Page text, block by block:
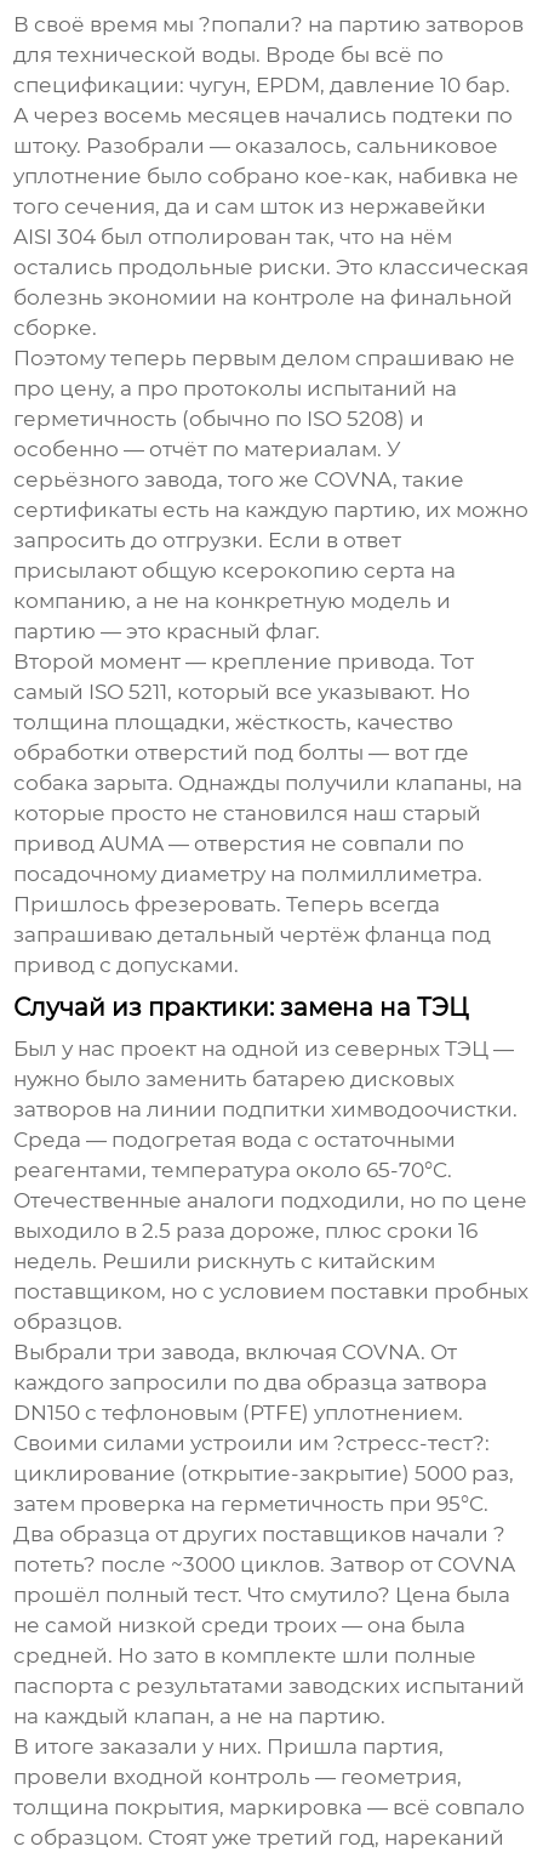
В своё время мы ?попали? на партию затворов
для технической воды. Вроде бы всё по
спецификации: чугун, EPDM, давление 10 бар.
А через восемь месяцев начались подтеки по
штоку. Разобрали — оказалось, сальниковое
уплотнение было собрано кое-как, набивка не
того сечения, да и сам шток из нержавейки
AISI 304 был отполирован так, что на нём
остались продольные риски. Это классическая
болезнь экономии на контроле на финальной
сборке.
Поэтому теперь первым делом спрашиваю не
про цену, а про протоколы испытаний на
герметичность (обычно по ISO 5208) и
особенно — отчёт по материалам. У
серьёзного завода, того же COVNA, такие
сертификаты есть на каждую партию, их можно
запросить до отгрузки. Если в ответ
присылают общую ксерокопию серта на
компанию, а не на конкретную модель и
партию — это красный флаг.
Второй момент — крепление привода. Тот
самый ISO 5211, который все указывают. Но
толщина площадки, жёсткость, качество
обработки отверстий под болты — вот где
собака зарыта. Однажды получили клапаны, на
которые просто не становился наш старый
привод AUMA — отверстия не совпали по
посадочному диаметру на полмиллиметра.
Пришлось фрезеровать. Теперь всегда
запрашиваю детальный чертёж фланца под
привод с допусками.
Случай из практики: замена на ТЭЦ
Был у нас проект на одной из северных ТЭЦ —
нужно было заменить батареюдисковых
затворов на линии подпитки химводоочистки.
Среда — подогретая вода с остаточными
реагентами, температура около 65-70°C.
Отечественные аналоги подходили, но по цене
выходило в 2.5 раза дороже, плюс сроки 16
недель. Решили рискнуть с китайским
поставщиком, но с условием поставки пробных
образцов.
Выбрали три завода, включая COVNA. От
каждого запросили по два образца затвора
DN150 с тефлоновым (PTFE) уплотнением.
Своими силами устроили им ?стресс-тест?:
циклирование (открытие-закрытие) 5000 раз,
затем проверка на герметичность при 95°C.
Два образца от других поставщиков начали ?
потеть? после ~3000 циклов. Затвор от COVNA
прошёл полный тест. Что смутило? Цена была
не самой низкой среди троих — она была
средней. Но зато в комплекте шли полные
паспорта с результатами заводских испытаний
на каждый клапан, а не на партию.
В итоге заказали у них. Пришла партия,
провели входной контроль — геометрия,
толщина покрытия, маркировка — всё совпало
с образцом. Стоят уже третий год, нареканий